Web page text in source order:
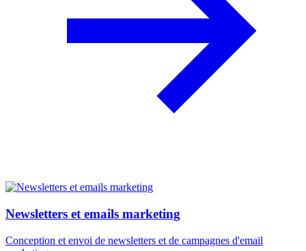
Newsletters et emails marketing
Conception et envoi de newsletters et de campagnes d'email